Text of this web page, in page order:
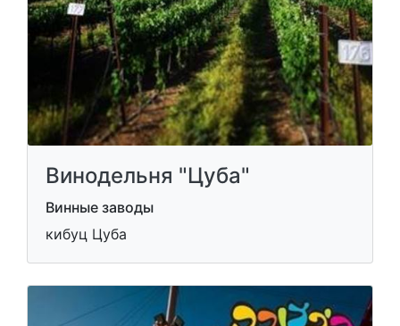
Винодельня "Цуба"
Винные заводы
кибуц Цуба